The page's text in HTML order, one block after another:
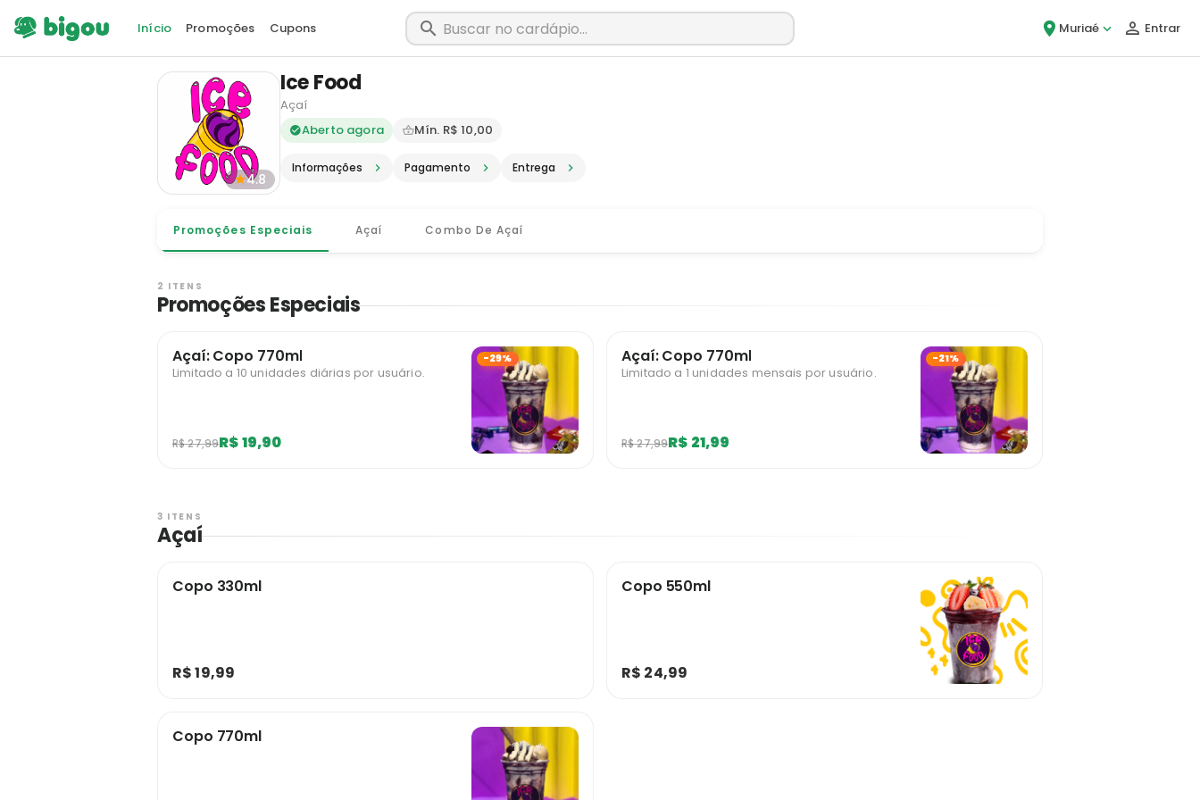
Início Promoções Cupons Muriaé Entrar
4.8
Ice Food
Açaí
Delivery em Muriaé - MG · Pediu, chegou, é Bigou!
Aberto agora Mín. R$ 10,00
Informações Pagamento Entrega
Promoções Especiais Açaí Combo De Açaí
2 ITENS
Promoções Especiais
Açaí: Copo 770ml
Limitado a 10 unidades diárias por usuário.
R$ 27,99R$ 19,90
-29% Açaí: Copo 770ml
Limitado a 1 unidades mensais por usuário.
R$ 27,99R$ 21,99
-21%
3 ITENS
Açaí
Copo 330ml
R$ 19,99
Copo 550ml
R$ 24,99
Copo 770ml